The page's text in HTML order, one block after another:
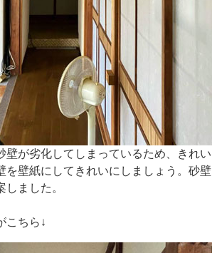
壁が劣化してしまっているため、きれ
を壁紙にしてきれいにしましょう。砂
しました。
こちら↓